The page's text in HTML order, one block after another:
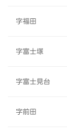
字福田
字富士塚
字富士見台
字前田